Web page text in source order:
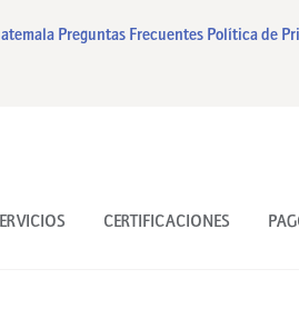
Preguntas Frecuentes Política de
CERTIFICACIONES